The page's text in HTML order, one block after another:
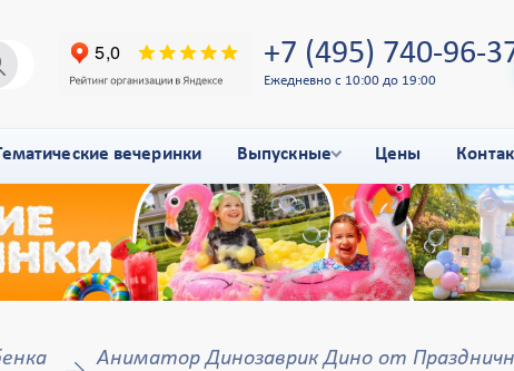
+7 (495) 740-96-
Ежедневно с 10:00 до 19:00
вечеринки Выпускные Цены
Аниматор Динозаврик Дино от